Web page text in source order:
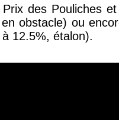
Prix des Pouliches
en obstacle) ou
12.5%, étalon).